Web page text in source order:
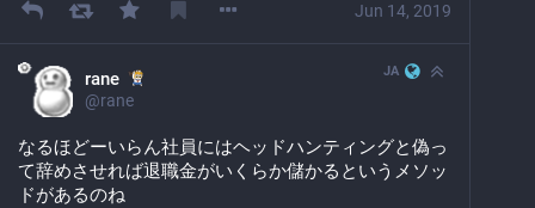
Jun 14, 2019
rane
@rane
JA
なるほどーいらん社員にはヘッドハンティングと偽っ
て辞めさせれば退職金がいくらか儲かるというメソッ
ドがあるのね